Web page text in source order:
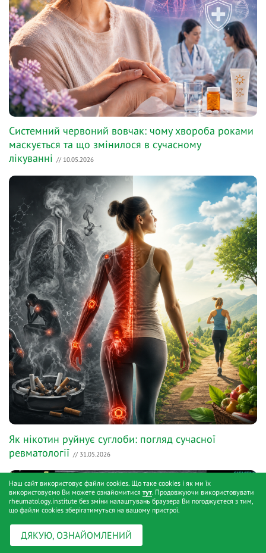
Системний червоний вовчак: чому хвороба роками
маскується та що змінилося в сучасному
лікуванні // 10.05.2026
Як нікотин руйнує суглоби: погляд сучасної
ревматології // 31.05.2026
Наш сайт використовує файли cookies. Що таке cookies і як ми їх
використовуємо Ви можете ознайомитися тут. Продовжуючи використовувати
rheumatology.institute без зміни налаштувань браузера Ви погоджуєтеся з тим,
що файли cookies зберігатимуться на вашому пристрої.
ДЯКУЮ, ОЗНАЙОМЛЕНИЙ